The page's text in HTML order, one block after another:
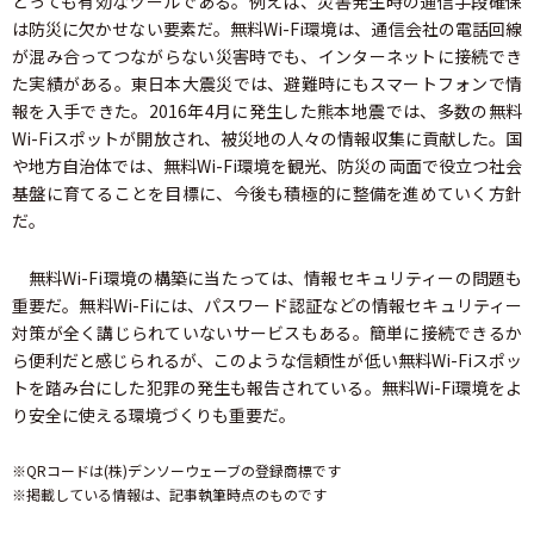
は防災に欠かせない要素だ。無料Wi-Fi環境は、通信会社の電話回線
が混み合ってつながらない災害時でも、インターネットに接続でき
た実績がある。東日本大震災では、避難時にもスマートフォンで情
報を入手できた。2016年4月に発生した熊本地震では、多数の無料
Wi-Fiスポットが開放され、被災地の人々の情報収集に貢献した。国
や地方自治体では、無料Wi-Fi環境を観光、防災の両面で役立つ社会
基盤に育てることを目標に、今後も積極的に整備を進めていく方針
だ。
無料Wi-Fi環境の構築に当たっては、情報セキュリティーの問題も
重要だ。無料Wi-Fiには、パスワード認証などの情報セキュリティー
対策が全く講じられていないサービスもある。簡単に接続できるか
ら便利だと感じられるが、このような信頼性が低い無料Wi-Fiスポッ
トを踏み台にした犯罪の発生も報告されている。無料Wi-Fi環境をよ
り安全に使える環境づくりも重要だ。
※QRコードは(株)デンソーウェーブの登録商標です
※掲載している情報は、記事執筆時点のものです